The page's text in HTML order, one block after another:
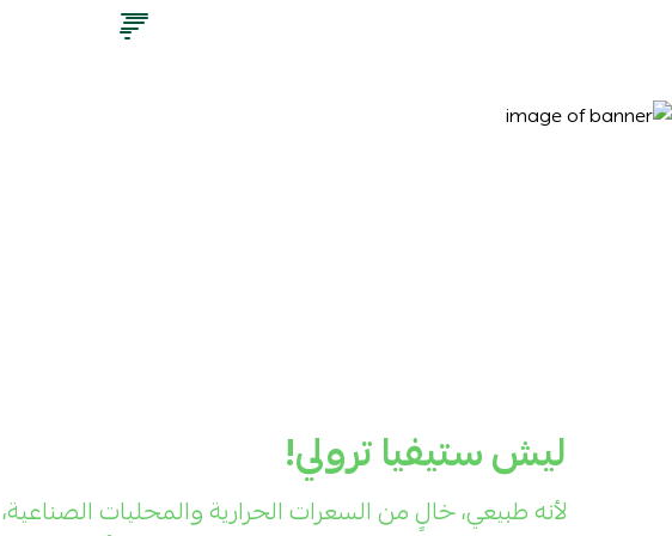
ليش ستيفيا ترولي!
لأنه طبيعي، خالٍ من السعرات الحرارية والمحليات الصناعية،